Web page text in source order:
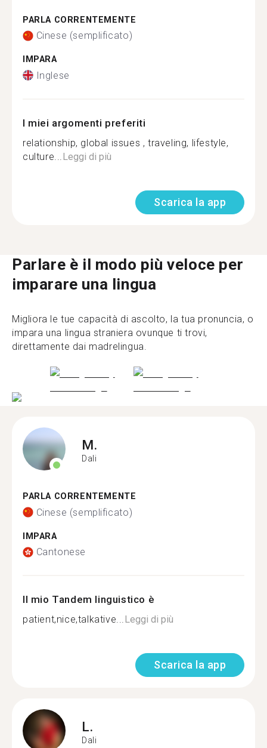
PARLA CORRENTEMENTE
Cinese (semplificato)
IMPARA
Inglese
I miei argomenti preferiti
relationship, global issues , traveling, lifestyle,
culture... Leggi di più
Scarica la app
Parlare è il modo più veloce per
imparare una lingua
Migliora le tue capacità di ascolto, la tua pronuncia, o
impara una lingua straniera ovunque ti trovi,
direttamente dai madrelingua.
M.
Dali
PARLA CORRENTEMENTE
Cinese (semplificato)
IMPARA
Cantonese
Il mio Tandem linguistico è
patient,nice,talkative...Leggi di più
Scarica la app
L.
Dali